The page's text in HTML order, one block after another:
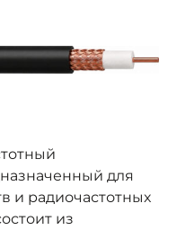
для
и радиочастотных
из